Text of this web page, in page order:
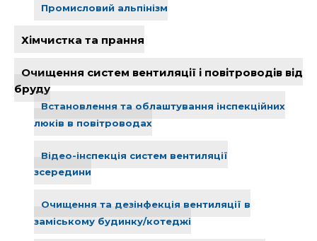
Промисловий альпінізм
Хімчистка та прання
Очищення систем вентиляції і повітроводів від
бруду
Встановлення та облаштування інспекційних
люків в повітроводах
Відео-інспекція систем вентиляції
зсередини
Очищення та дезінфекція вентиляції в
заміському будинку/котеджі